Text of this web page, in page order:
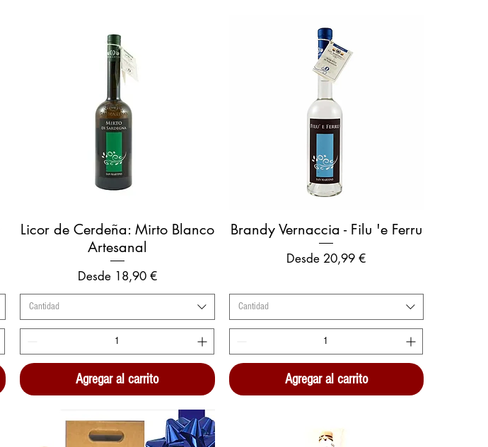
Vista rápida
Licor de Cerdeña: Mirto Blanco
Artesanal
Desde 18,90 €
Precio de oferta
Cantidad
Agregar al carrito
Vista rápida
Brandy Vernaccia - Filu 'e Ferru
Desde 20,99 €
Precio de oferta
Cantidad
Agregar al carrito